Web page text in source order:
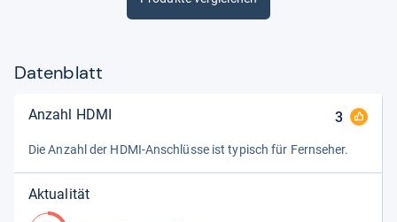
Datenblatt
Anzahl HDMI 3
Die Anzahl der HDMI-​Anschlüsse ist typisch für Fern­se­her.
Aktualität